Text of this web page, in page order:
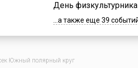
День
...а также еще 39
Южный полярный круг